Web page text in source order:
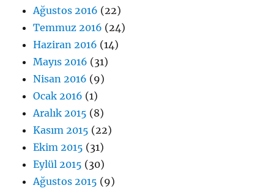
Ağustos 2016 (22)
Temmuz 2016 (24)
Haziran 2016 (14)
Mayıs 2016 (31)
Nisan 2016 (9)
Ocak 2016 (1)
Aralık 2015 (8)
Kasım 2015 (22)
Ekim 2015 (31)
Eylül 2015 (30)
Ağustos 2015 (9)